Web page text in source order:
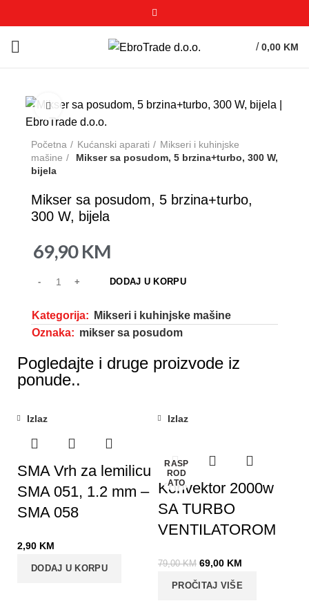
/ 0,00 KM
Click to enlarge
Početna Kućanski aparati
Mikseri i kuhinjske
mašine
Mikser sa posudom, 5 brzina+turbo, 300 W,
bijela
Mikser sa posudom, 5 brzina+turbo,
300 W, bijela
69,90KM
DODAJ U KORPU
Kategorija:
Mikseri i kuhinjske mašine
Oznaka: mikser sa posudom
Pogledajte i druge proizvode iz
ponude..
Izlaz
SMA Vrh za lemilicu
SMA 051, 1.2 mm –
SMA 058
2,90 KM
DODAJ U KORPU
RASP
ROD
ATO
Izlaz
Konvektor 2000w
SA TURBO
VENTILATOROM
79,00KM 69,00 KM
PROČITAJ VIŠE